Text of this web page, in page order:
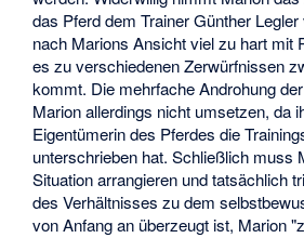
das Pferd dem Trainer Günther
nach Marions Ansicht viel zu hart mit
es zu verschiedenen Zerwürfnissen
kommt. Die mehrfache Androhung
Marion allerdings nicht umsetzen, da
Eigentümerin des Pferdes die
unterschrieben hat. Schließlich muss
Situation arrangieren und tatsächlich
des Verhältnisses zu dem
von Anfang an überzeugt ist, Marion